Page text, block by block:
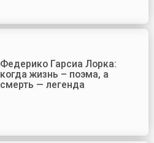
Федерико Гарсиа Лорка:
когда жизнь – поэма, а
смерть — легенда